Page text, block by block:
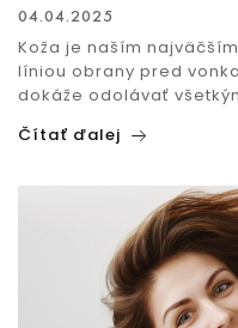
04.04.2025
Koža je naším
líniou obrany pred
dokáže odolávať
Čítať ďalej